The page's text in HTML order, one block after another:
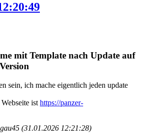
mit Template nach Update auf
sein, ich mache eigentlich jeden update
ist https://panzer-
(31.01.2026 12:21:28)